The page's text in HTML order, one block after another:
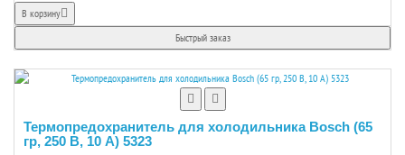
В корзину
Быстрый заказ
Термопредохранитель для холодильника Bosch (65
гр, 250 В, 10 А) 5323